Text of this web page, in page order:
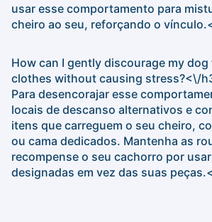
usar esse comportamento para
cheiro ao seu, reforçando o
How can I gently discourage my
clothes without causing stress?<\/
Para desencorajar esse
locais de descanso alternativos e
itens que carreguem o seu cheiro,
ou cama dedicados. Mantenha as
recompense o seu cachorro por
designadas em vez das suas